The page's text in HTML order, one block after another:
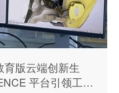
育版云端创新生
平台引领工程